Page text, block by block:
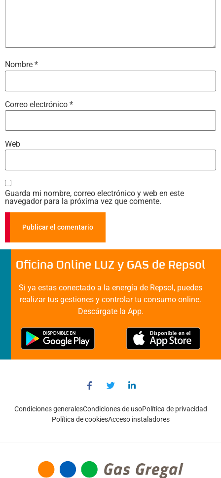
Nombre *
Correo electrónico *
Web
Guarda mi nombre, correo electrónico y web en este
navegador para la próxima vez que comente.
Oficina Online LUZ y GAS de Repsol
Si ya estas conectado a la energía de Repsol, puedes
realizar tus gestiones y controlar tu consumo online.
Descárgate la App.
Condiciones generalesCondiciones de usoPolítica de privacidad
Política de cookiesAcceso instaladores